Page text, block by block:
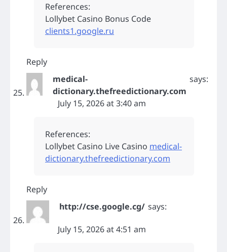
References:
Lollybet Casino Bonus Code
clients1.google.ru
Reply
medical-
dictionary.thefreedictionary.com
says:
July 15, 2026 at 3:40 am
References:
Lollybet Casino Live Casino medical-
dictionary.thefreedictionary.com
Reply
http://cse.google.cg/ says:
July 15, 2026 at 4:51 am